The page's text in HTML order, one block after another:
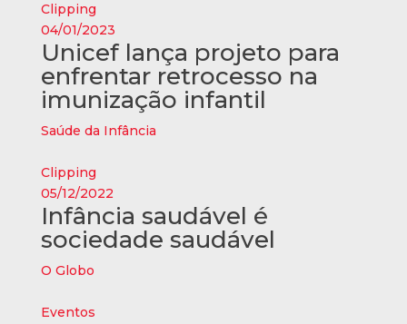
Clipping
04/01/2023
Unicef lança projeto para
enfrentar retrocesso na
imunização infantil
Saúde da Infância
Clipping
05/12/2022
Infância saudável é
sociedade saudável
O Globo
Eventos